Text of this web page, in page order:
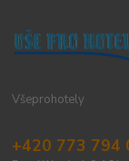
Všeprohotely
+420 773 794